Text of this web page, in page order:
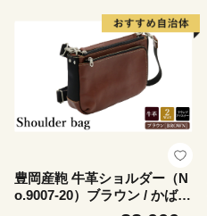
ランス脂肪酸・人工甘味料・
不使用）【LowCarbHouse
豊岡産鞄 牛革ショルダー（N
o.9007-20）ブラウン / かばん